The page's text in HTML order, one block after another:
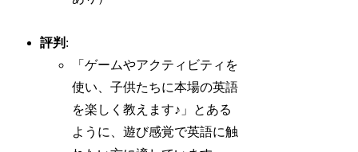
評判 :
「ゲームやアクティビティを
使い、子供たちに本場の英語
を楽しく教えます♪」とある
ように、遊び感覚で英語に触